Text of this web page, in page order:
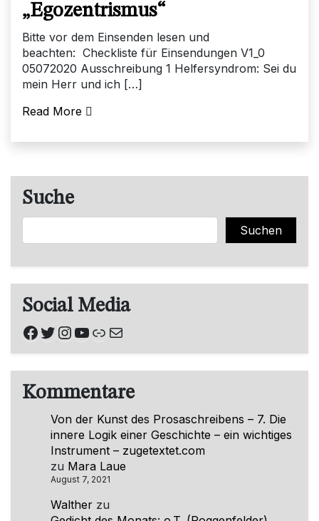
„Egozentrismus“
Bitte vor dem Einsenden lesen und
beachten: Checkliste für Einsendungen V1_0
05072020 Ausschreibung 1 Helfersyndrom: Sei du
mein Herr und ich […]
Read More
Suche
Suchen Suchen
Social Media
Facebook
Twitter
Instagram
YouTube
Link
E-Mail
Kommentare
Von der Kunst des Prosaschreibens – 7. Die
innere Logik einer Geschichte – ein wichtiges
Instrument – zugetextet.com
zu Mara Laue
August 7, 2021
Walther zu